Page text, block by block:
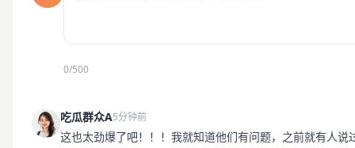
0/500
吃瓜群众A5分钟前
这也太劲爆了吧！！！我就知道他们有问题，之前就有人说